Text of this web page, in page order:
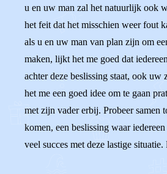
u en uw man zal het natuurlijk ook
het feit dat het misschien weer fout
als u en uw man van plan zijn om
maken, lijkt het me goed dat
achter deze beslissing staat, ook
het me een goed idee om te gaan
met zijn vader erbij. Probeer samen
komen, een beslissing waar
veel succes met deze lastige